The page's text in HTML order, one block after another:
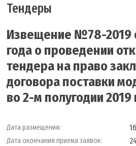
Тендеры
Извещение №78-2019
года о проведении
тендера на право
договора поставки
во 2-м полугодии 2019
Дата размещения:
Дата окончания приема заявок: